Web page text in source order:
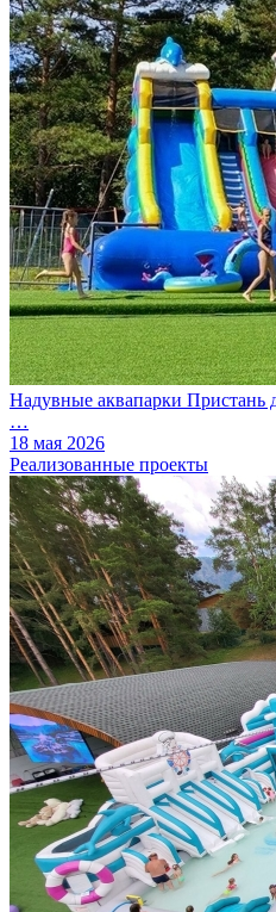
Надувные аквапарки Пристань
…
18 мая 2026
Реализованные проекты